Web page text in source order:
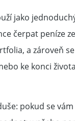
jako
čerpat peníze
a zároveň
ke konci
pokud se